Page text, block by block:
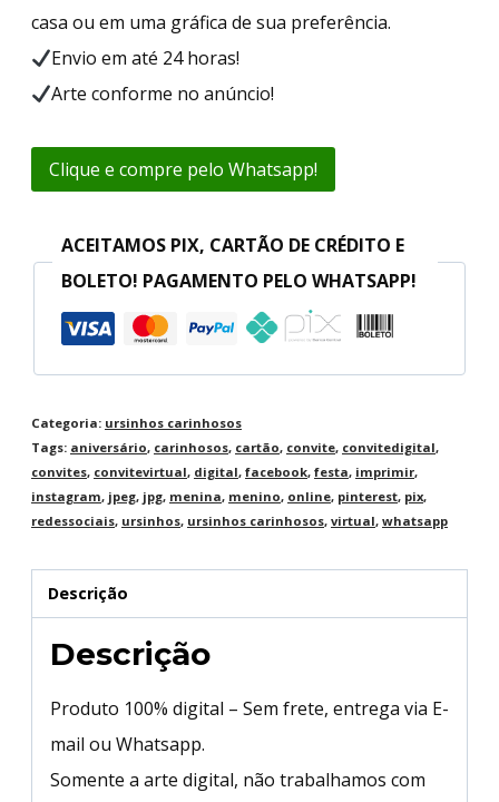
casa ou em uma gráfica de sua preferência.
Envio em até 24 horas!
Arte conforme no anúncio!
Clique e compre pelo Whatsapp!
ACEITAMOS PIX, CARTÃO DE CRÉDITO E
BOLETO! PAGAMENTO PELO WHATSAPP!
Categoria: ursinhos carinhosos
Tags: aniversário, carinhosos, cartão, convite, convitedigital,
convites, convitevirtual, digital, facebook, festa, imprimir,
instagram, jpeg, jpg, menina, menino, online, pinterest, pix,
redessociais, ursinhos, ursinhos carinhosos, virtual, whatsapp
Descrição
Descrição
Produto 100% digital – Sem frete, entrega via E-
mail ou Whatsapp.
Somente a arte digital, não trabalhamos com